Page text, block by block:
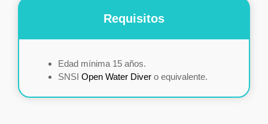
Requisitos
Edad mínima 15 años.
SNSI Open Water Diver o equivalente.